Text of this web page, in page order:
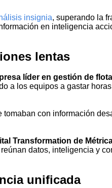
insignia, superando la
en inteligencia
lentas
líder en gestión de
a los equipos a gastar
con información
Transformation de
datos, inteligencia y
unificada